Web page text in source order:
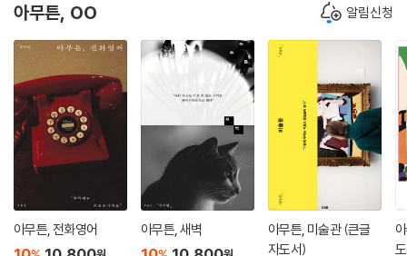
아무튼, OO 알림신청
아무튼, 전화영어 아무튼, 새벽
아무튼, 미술관 (큰글
자도서)